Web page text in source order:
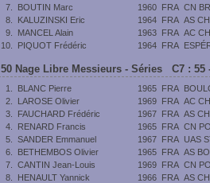
7.
BOUTIN Marc 1960 FRA CN
8.
KALUZINSKI Eric 1964 FRA AS
9.
MANCEL Alain 1963 FRA AC
10.
PIQUOT Frédéric 1964 FRA
50 Nage Libre Messieurs - Séries C7 : 55
1. BLANC Pierre 1965 FRA
2.
LAROSE Olivier 1969 FRA AC
3.
FAUCHARD Frédéric 1967 FRA AS
4.
RENARD Francis 1965 FRA CN
5.
SANDER Emmanuel 1967 FRA UAS
6.
BETHEMBOS Olivier 1965 FRA AS
7.
CANTIN Jean-Louis 1969 FRA CN
8.
HENAULT Yannick 1966 FRA AS